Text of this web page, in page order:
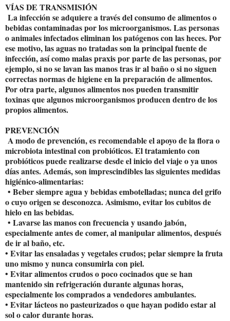
VÍAS DE TRANSMISIÓN
La infección se adquiere a través del consumo de alimentos o
bebidas contaminadas por los microorganismos. Las personas
o animales infectados eliminan los patógenos con las heces. Por
ese motivo, las aguas no tratadas son la principal fuente de
infección, así como malas praxis por parte de las personas, por
ejemplo, si no se lavan las manos tras ir al baño o si no siguen
correctas normas de higiene en la preparación de alimentos.
Por otra parte, algunos alimentos nos pueden transmitir
toxinas que algunos microorganismos producen dentro de los
propios alimentos.
PREVENCIÓN
A modo de prevención, es recomendable el apoyo de la flora o
microbiota intestinal con probióticos. El tratamiento con
probióticos puede realizarse desde el inicio del viaje o ya unos
días antes. Además, son imprescindibles las siguientes medidas
higiénico-alimentarias:
• Beber siempre agua y bebidas embotelladas; nunca del grifo
o cuyo origen se desconozca. Asimismo, evitar los cubitos de
hielo en las bebidas.
• Lavarse las manos con frecuencia y usando jabón,
especialmente antes de comer, al manipular alimentos, después
de ir al baño, etc.
• Evitar las ensaladas y vegetales crudos; pelar siempre la fruta
uno mismo y nunca consumirla con piel.
• Evitar alimentos crudos o poco cocinados que se han
mantenido sin refrigeración durante algunas horas,
especialmente los comprados a vendedores ambulantes.
• Evitar lácteos no pasteurizados o que hayan podido estar al
sol o calor durante horas.